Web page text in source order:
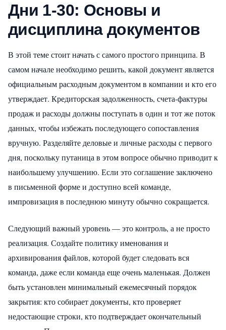
Дни 1-30: Основы и
дисциплина документов
В этой теме стоит начать с самого простого принципа. В
самом начале необходимо решить, какой документ является
официальным расходным документом в компании и кто его
утверждает. Кредиторская задолженность, счета-фактуры
продаж и расходы должны поступать в один и тот же поток
данных, чтобы избежать последующего сопоставления
вручную. Разделяйте деловые и личные расходы с первого
дня, поскольку путаница в этом вопросе обычно приводит к
наибольшему улучшению. Если это соглашение заключено
в письменной форме и доступно всей команде,
импровизация в последнюю минуту обычно сокращается.
Следующий важный уровень — это контроль, а не просто
реализация. Создайте политику именования и
архивирования файлов, которой будет следовать вся
команда, даже если команда еще очень маленькая. Должен
быть установлен минимальный ежемесячный порядок
закрытия: кто собирает документы, кто проверяет
недостающие строки, кто подтверждает окончательный